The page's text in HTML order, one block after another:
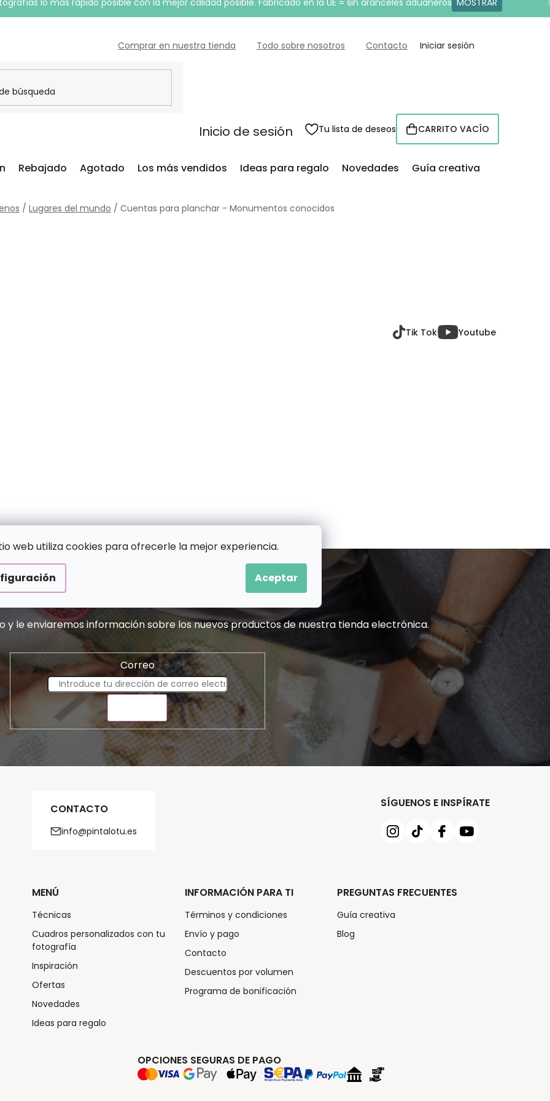
web utiliza cookies para ofrecerle la mejor experiencia.
Aceptar
lo más rápido posible con la mejor calidad posible. Fabricado en la UE = sin aranceles aduaneros MOSTRAR
Comprar en nuestra tienda Todo sobre nosotros Contacto Iniciar sesión
Inicio de sesión Tu lista de deseos CESTA
CARRITO VACÍO
Rebajado Agotado Los más vendidos Ideas para regalo Novedades Guía creativa
/ Lugares del mundo / Cuentas para planchar - Monumentos conocidos
Tik Tok Youtube
le enviaremos información sobre los nuevos productos de nuestra tienda electrónica.
Correo
CONTACTO
info@pintalotu.es
SÍGUENOS E INSPÍRATE
MENÚ
Técnicas
Cuadros personalizados con tu
fotografía
Inspiración
Ofertas
Novedades
Ideas para regalo
INFORMACIÓN PARA TI
Términos y condiciones
Envío y pago
Contacto
Descuentos por volumen
Programa de bonificación
PREGUNTAS FRECUENTES
Guía creativa
Blog
OPCIONES SEGURAS DE PAGO